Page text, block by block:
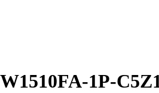
W1510FA-1P-